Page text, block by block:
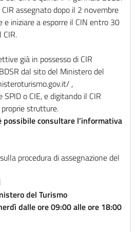
assegnato dopo il 2 novembre
e iniziare a esporre il CIN entro 30
già in possesso di CIR
dal sito del Ministero del
,
o CIE, e digitando il CIR
strutture.
consultare l’informativa
procedura di assegnazione del
del Turismo
dalle ore 09:00 alle ore 18:00